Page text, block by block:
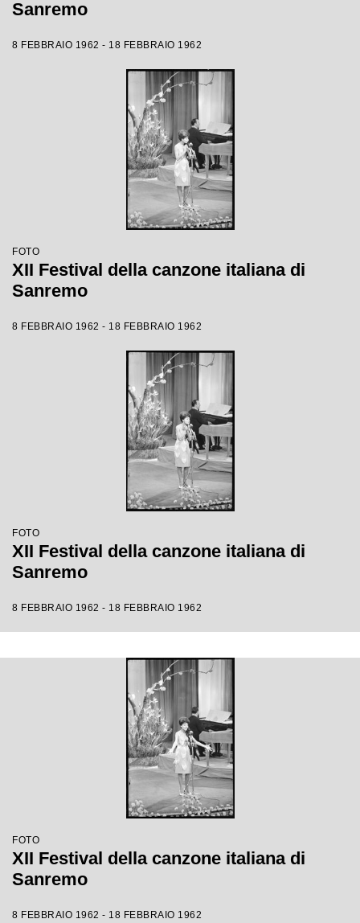
Sanremo
8 FEBBRAIO 1962 - 18 FEBBRAIO 1962
FOTO
XII Festival della canzone italiana di
Sanremo
8 FEBBRAIO 1962 - 18 FEBBRAIO 1962
FOTO
XII Festival della canzone italiana di
Sanremo
8 FEBBRAIO 1962 - 18 FEBBRAIO 1962
FOTO
XII Festival della canzone italiana di
Sanremo
8 FEBBRAIO 1962 - 18 FEBBRAIO 1962